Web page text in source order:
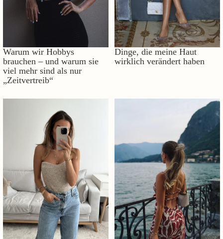
Warum wir Hobbys
brauchen – und warum sie
viel mehr sind als nur
„Zeitvertreib“
Dinge, die meine Haut
wirklich verändert haben